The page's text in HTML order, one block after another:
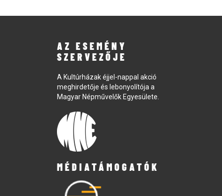
AZ ESEMÉNY
SZERVEZŐJE
A Kultúrházak éjjel-nappal akció
meghirdetője és lebonyolítója a
Magyar Népművelők Egyesülete.
MÉDIATÁMOGATÓK